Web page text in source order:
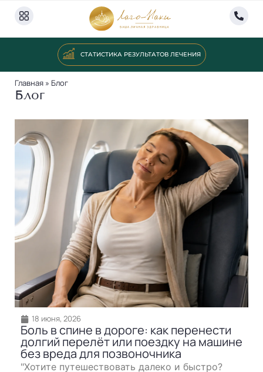
СТАТИСТИКА РЕЗУЛЬТАТОВ ЛЕЧЕНИЯ
Главная» Блог
Блог
18 июня, 2026
Боль в спине в дороге: как перенести
долгий перелёт или поездку на машине
без вреда для позвоночника
"Хотите путешествовать далеко и быстро?